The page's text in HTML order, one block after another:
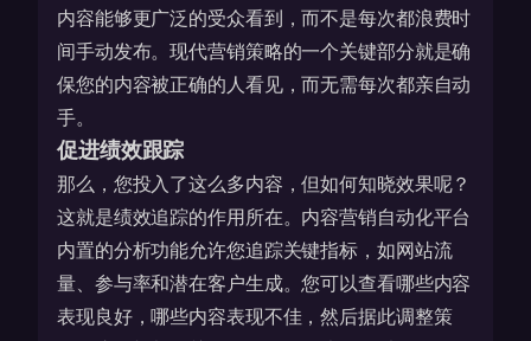
内容能够更广泛的受众看到，而不是每次都浪费时
间手动发布。现代营销策略的一个关键部分就是确
保您的内容被正确的人看见，而无需每次都亲自动
手。
促进绩效跟踪
那么，您投入了这么多内容，但如何知晓效果呢？
这就是绩效追踪的作用所在。内容营销自动化平台
内置的分析功能允许您追踪关键指标，如网站流
量、参与率和潜在客户生成。您可以查看哪些内容
表现良好，哪些内容表现不佳，然后据此调整策